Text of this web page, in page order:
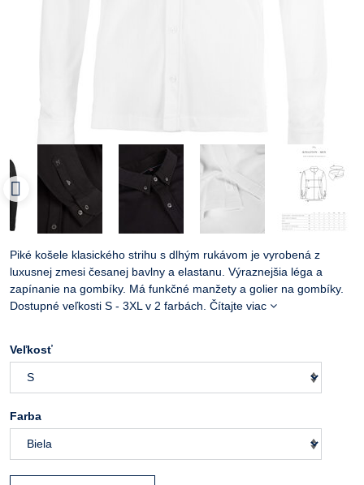
Piké košele klasického strihu s dlhým rukávom je vyrobená z
luxusnej zmesi česanej bavlny a elastanu. Výraznejšia léga a
zapínanie na gombíky. Má funkčné manžety a golier na gombíky.
Dostupné veľkosti S - 3XL v 2 farbách. Čítajte viac
Veľkosť
Farba